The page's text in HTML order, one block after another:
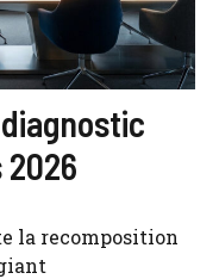
la recomposition